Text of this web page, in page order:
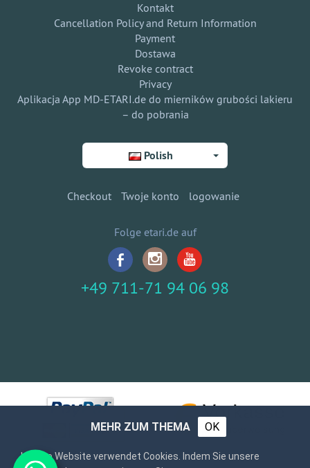
Kontakt
Cancellation Policy and Return Information
Payment
Dostawa
Revoke contract
Privacy
Aplikacja App MD-ETARI.de do mierników grubości lakieru
– do pobrania
Polish
Checkout Twoje konto logowanie
Folge etari.de auf
+49 711-71 94 06 98
MEHR ZUM THEMA OK
Unsere Website verwendet Cookies. Indem Sie unsere